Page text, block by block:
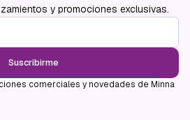
y promociones exclusivas.
Suscribirme
comerciales y novedades de Minna